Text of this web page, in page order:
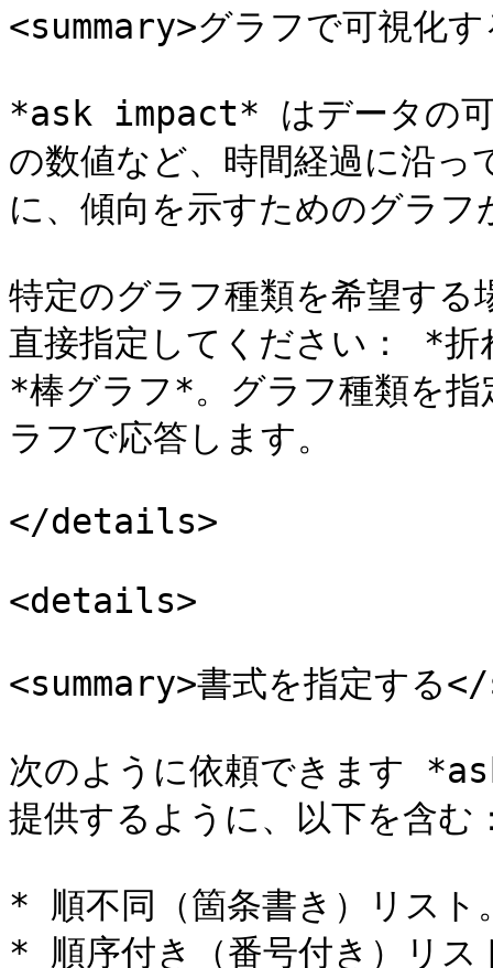
<summary>グラフで可視化
*ask impact* はデータの可
の数値など、時間経過に沿
に、傾向を示すためのグラフ
特定のグラフ種類を希望す
直接指定してください： *
*棒グラフ*。グラフ種類を
ラフで応答します。
</details>
<details>
<summary>書式を指定する
次のように依頼できます
提供するように、以下を含む
* 順不同（箇条書き）リスト
* 順序付き（番号付き）リス